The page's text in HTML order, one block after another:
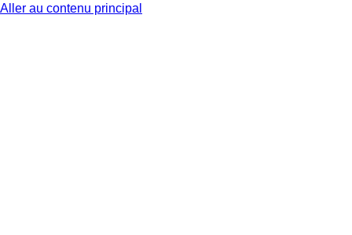
Aller au contenu principal